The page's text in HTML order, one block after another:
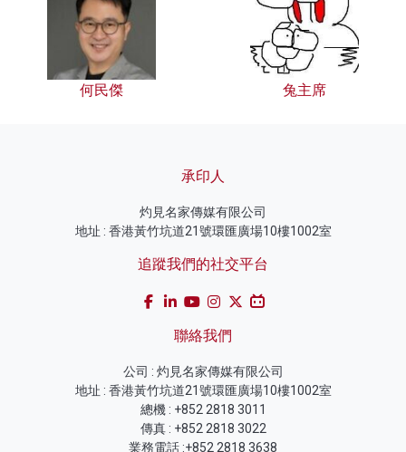
何民傑 兔主席
承印人
灼見名家傳媒有限公司
地址 : 香港黃竹坑道21號環匯廣場10樓1002室
追蹤我們的社交平台
聯絡我們
公司 : 灼見名家傳媒有限公司
地址 : 香港黃竹坑道21號環匯廣場10樓1002室
總機 : +852 2818 3011
傳真 : +852 2818 3022
業務電話 :+852 2818 3638